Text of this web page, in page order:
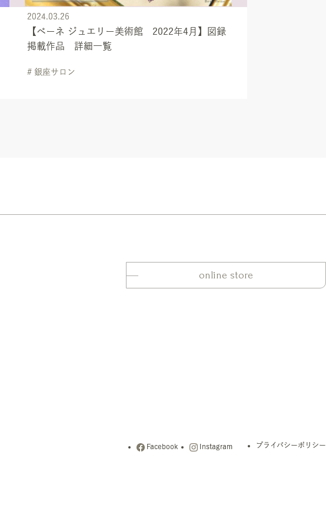
2024.03.26
【ベーネ ジュエリー美術館 2022年4月】図録
掲載作品 詳細一覧
# 銀座サロン
online store
Facebook Instagram プライバシーポリシー